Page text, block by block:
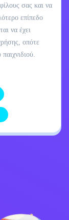
σας και να
επίπεδο
να έχει
οπότε